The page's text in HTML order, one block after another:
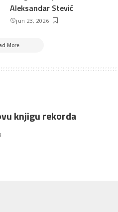
Aleksandar Stević
jun 23, 2026
More
knjigu rekorda